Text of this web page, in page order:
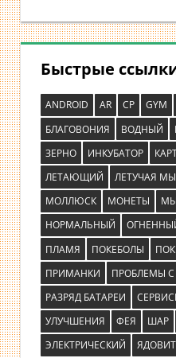
Быстрые
ANDROID AR CP GYM
БЛАГОВОНИЯ
ВОДНЫЙ
ЗЕРНО
ИНКУБАТОР
ЛЕТАЮЩИЙ
ЛЕТУЧАЯ
МОЛЛЮСК
МОНЕТЫ
НОРМАЛЬНЫЙ
ПЛАМЯ
ПОКЕБОЛЫ
ПРИМАНКИ
ПРОБЛЕМЫ С
РАЗРЯД БАТАРЕИ
УЛУЧШЕНИЯ
ФЕЯ ШАР
ЭЛЕКТРИЧЕСКИЙ